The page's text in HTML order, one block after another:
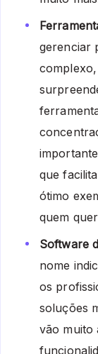
gerenciar
que
ótimo
quem
Software
nome
os
soluções
vão muito